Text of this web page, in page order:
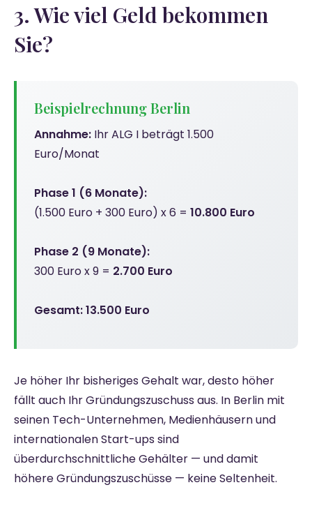
3. Wie viel Geld bekommen
Sie?
Beispielrechnung Berlin
Annahme: Ihr ALG I beträgt 1.500
Euro/Monat
Phase 1 (6 Monate):
(1.500 Euro + 300 Euro) x 6 = 10.800 Euro
Phase 2 (9 Monate):
300 Euro x 9 = 2.700 Euro
Gesamt: 13.500 Euro
Je höher Ihr bisheriges Gehalt war, desto höher
fällt auch Ihr Gründungszuschuss aus. In Berlin mit
seinen Tech-Unternehmen, Medienhäusern und
internationalen Start-ups sind
überdurchschnittliche Gehälter — und damit
höhere Gründungszuschüsse — keine Seltenheit.